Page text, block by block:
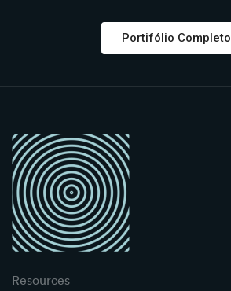
Portifólio Completo
Resources